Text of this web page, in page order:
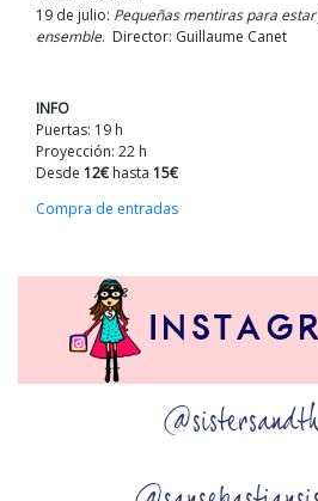
19 de julio: Pequeñas mentiras para
ensemble. Director: Guillaume Canet
INFO
Puertas: 19 h
Proyección: 22 h
Desde 12€ hasta 15€
Compra de entradas